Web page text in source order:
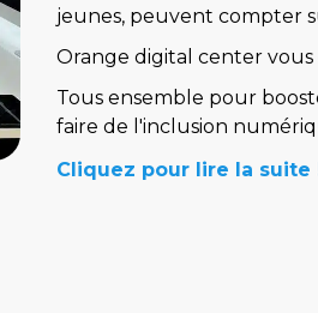
jeunes, peuvent compter
Orange digital center vous
Tous ensemble pour
faire de l'inclusion
Cliquez pour lire la suite